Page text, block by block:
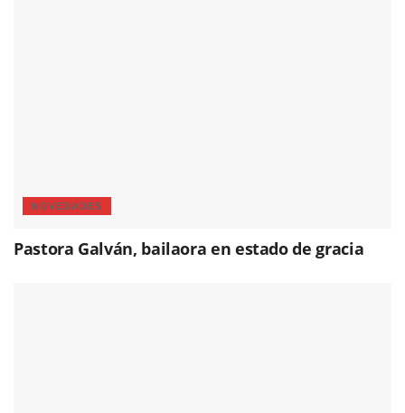
NOVEDADES
Pastora Galván, bailaora en estado de gracia